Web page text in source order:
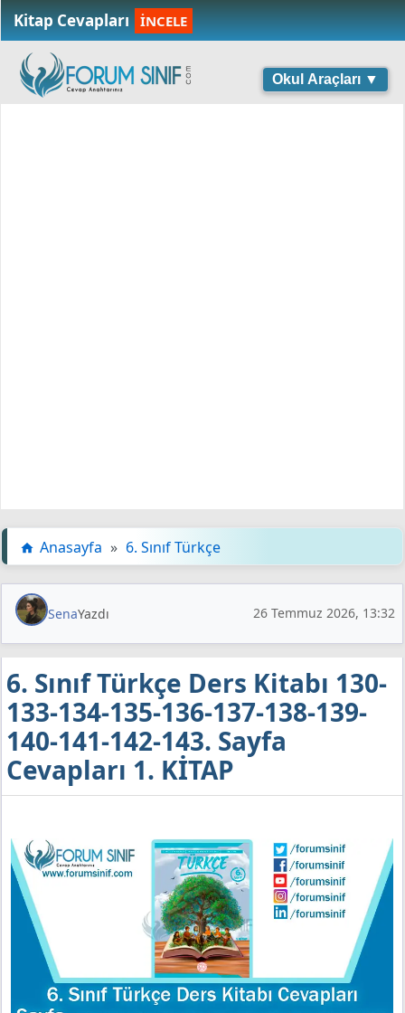
Kitap Cevapları İNCELE
Okul Araçları ▼
Anasayfa » 6. Sınıf Türkçe
SenaYazdı 26 Temmuz 2026, 13:32
6. Sınıf Türkçe Ders Kitabı 130-
133-134-135-136-137-138-139-
140-141-142-143. Sayfa
Cevapları 1. KİTAP